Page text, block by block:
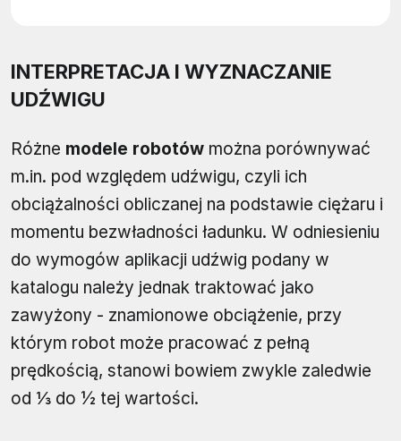
INTERPRETACJA I WYZNACZANIE
UDŹWIGU
Różne modele robotów można porównywać
m.in. pod względem udźwigu, czyli ich
obciążalności obliczanej na podstawie ciężaru i
momentu bezwładności ładunku. W odniesieniu
do wymogów aplikacji udźwig podany w
katalogu należy jednak traktować jako
zawyżony - znamionowe obciążenie, przy
którym robot może pracować z pełną
prędkością, stanowi bowiem zwykle zaledwie
od ⅓ do ½ tej wartości.